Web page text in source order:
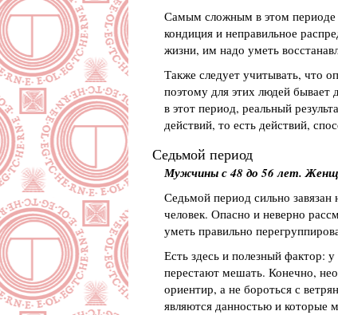
Самым сложным в этом периоде
кондиция и неправильное
жизни, им надо уметь
Также следует учитывать, что
поэтому для этих людей бывает
в этот период, реальный
действий, то есть действий,
Седьмой период
Мужчины с 48 до 56 лет.
Седьмой период сильно
человек. Опасно и неверно
уметь правильно
Есть здесь и полезный фактор:
перестают мешать. Конечно,
ориентир, а не бороться с
являются данностью и которые